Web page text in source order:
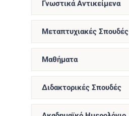
Γνωστικά Αντικείμενα
Μεταπτυχιακές Σπουδές
Μαθήματα
Διδακτορικές Σπουδές